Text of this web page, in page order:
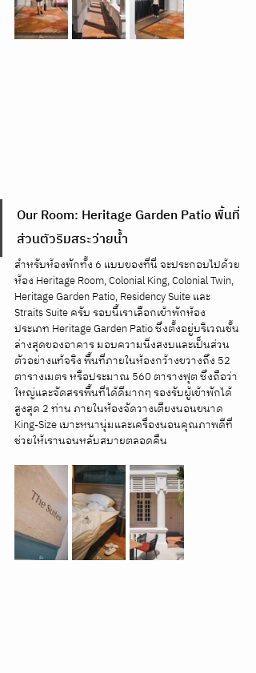
Our Room: Heritage Garden Patio พื้นที่
ส่วนตัวริมสระว่ายน้ำ
สำหรับห้องพักทั้ง 6 แบบของที่นี่ จะประกอบไปด้วย
ห้อง Heritage Room, Colonial King, Colonial Twin,
Heritage Garden Patio, Residency Suite และ
Straits Suite ครับ รอบนี้เราเลือกเข้าพักห้อง
ประเภท Heritage Garden Patio ซึ่งตั้งอยู่บริเวณชั้น
ล่างสุดของอาคาร มอบความนิ่งสงบและเป็นส่วน
ตัวอย่างแท้จริง พื้นที่ภายในห้องกว้างขวางถึง 52
ตารางเมตร หรือประมาณ 560 ตารางฟุต ซึ่งถือว่า
ใหญ่และจัดสรรพื้นที่ได้ดีมากๆ รองรับผู้เข้าพักได้
สูงสุด 2 ท่าน ภายในห้องจัดวางเตียงนอนขนาด
King-Size เบาะหนานุ่มและเครื่องนอนคุณภาพดีที่
ช่วยให้เรานอนหลับสบายตลอดคืน